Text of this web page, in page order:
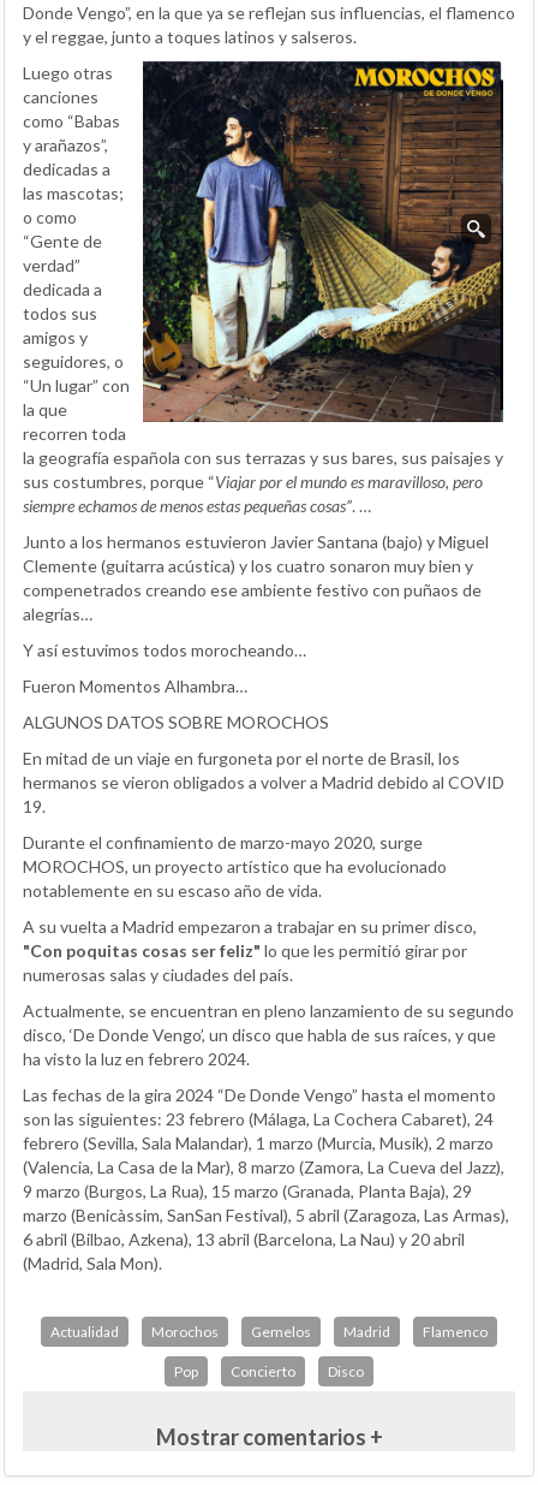
Donde Vengo”, en la que ya se reflejan sus influencias, el flamenco
y el reggae, junto a toques latinos y salseros.
Luego otras
canciones
como “Babas
y arañazos”,
dedicadas a
las mascotas;
o como
“Gente de
verdad”
dedicada a
todos sus
amigos y
seguidores, o
“Un lugar” con
la que
recorren toda
la geografía española con sus terrazas y sus bares, sus paisajes y
sus costumbres, porque “Viajar por el mundo es maravilloso, pero
siempre echamos de menos estas pequeñas cosas”. …
Junto a los hermanos estuvieron Javier Santana (bajo) y Miguel
Clemente (guitarra acústica) y los cuatro sonaron muy bien y
compenetrados creando ese ambiente festivo con puñaos de
alegrías…
Y así estuvimos todos morocheando…
Fueron Momentos Alhambra…
ALGUNOS DATOS SOBRE MOROCHOS
En mitad de un viaje en furgoneta por el norte de Brasil, los
hermanos se vieron obligados a volver a Madrid debido al COVID
19.
Durante el confinamiento de marzo-mayo 2020, surge
MOROCHOS, un proyecto artístico que ha evolucionado
notablemente en su escaso año de vida.
A su vuelta a Madrid empezaron a trabajar en su primer disco,
"Con poquitas cosas ser feliz" lo que les permitió girar por
numerosas salas y ciudades del país.
Actualmente, se encuentran en pleno lanzamiento de su segundo
disco, ‘De Donde Vengo’, un disco que habla de sus raíces, y que
ha visto la luz en febrero 2024.
Las fechas de la gira 2024 “De Donde Vengo” hasta el momento
son las siguientes: 23 febrero (Málaga, La Cochera Cabaret), 24
febrero (Sevilla, Sala Malandar), 1 marzo (Murcia, Musik), 2 marzo
(Valencia, La Casa de la Mar), 8 marzo (Zamora, La Cueva del Jazz),
9 marzo (Burgos, La Rua), 15 marzo (Granada, Planta Baja), 29
marzo (Benicàssim, SanSan Festival), 5 abril (Zaragoza, Las Armas),
6 abril (Bilbao, Azkena), 13 abril (Barcelona, La Nau) y 20 abril
(Madrid, Sala Mon).
Actualidad Morochos Gemelos Madrid Flamenco
Pop Concierto Disco
Mostrar comentarios +